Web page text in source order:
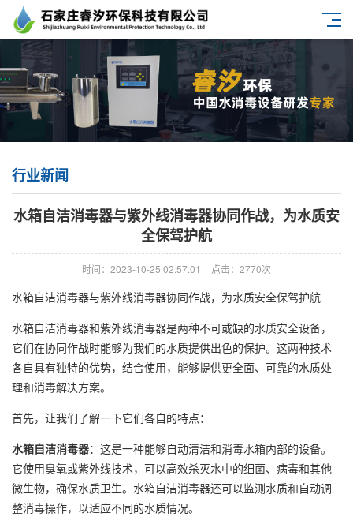
行业新闻
水箱自洁消毒器与紫外线消毒器协同作战，为水质安
全保驾护航
时间：2023-10-25 02:57:01 点击：2770次
水箱自洁消毒器与紫外线消毒器协同作战，为水质安全保驾护航
水箱自洁消毒器和紫外线消毒器是两种不可或缺的水质安全设备，
它们在协同作战时能够为我们的水质提供出色的保护。这两种技术
各自具有独特的优势，结合使用，能够提供更全面、可靠的水质处
理和消毒解决方案。
首先，让我们了解一下它们各自的特点：
水箱自洁消毒器：这是一种能够自动清洁和消毒水箱内部的设备。
它使用臭氧或紫外线技术，可以高效杀灭水中的细菌、病毒和其他
微生物，确保水质卫生。水箱自洁消毒器还可以监测水质和自动调
整消毒操作，以适应不同的水质情况。